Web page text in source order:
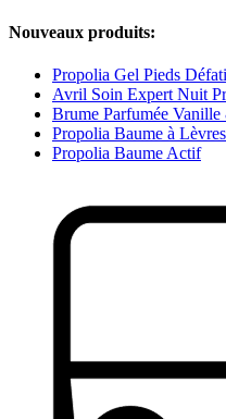
Nouveaux produits:
Propolia Gel Pieds
Avril Soin Expert Nuit
Brume Parfumée
Propolia Baume à
Propolia Baume Actif